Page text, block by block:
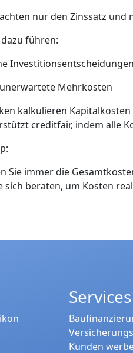
nur den Zinssatz und
führen:
Investitionsentscheidungen
Mehrkosten
kalkulieren
creditfair, indem alle
Sie immer die
sich beraten, um Kosten
Services
Kunden